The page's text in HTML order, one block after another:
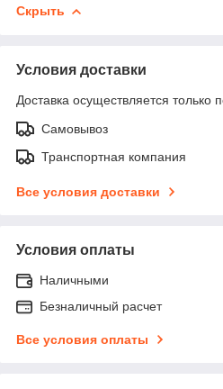
Скрыть
Условия доставки
Доставка осуществляется только
Самовывоз
Транспортная компания
Все условия доставки
Условия оплаты
Наличными
Безналичный расчет
Все условия оплаты